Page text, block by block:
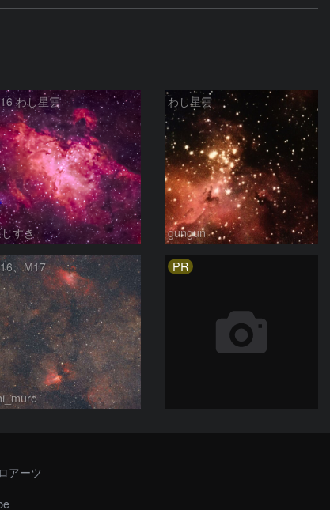
わし星雲
すき
わし星雲
gungun
、M17 PR
アーツ